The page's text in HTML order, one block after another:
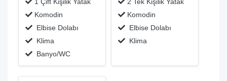
Komodin
Elbise Dolabı
Klima
Banyo/WC
Komodin
Elbise Dolabı
Klima